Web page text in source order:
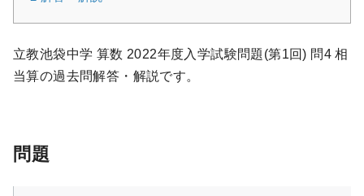
立教池袋中学 算数 2022年度入学試験問題(第1回) 問4 相
当算の過去問解答・解説です。
問題